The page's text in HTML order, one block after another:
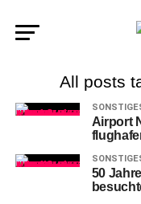
All posts
Airport
50